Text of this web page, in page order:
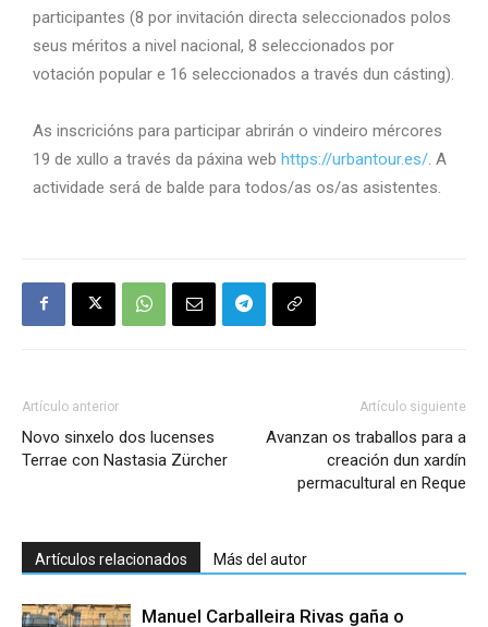
participantes (8 por invitación directa seleccionados polos
seus méritos a nivel nacional, 8 seleccionados por
votación popular e 16 seleccionados a través dun cásting).
As inscricións para participar abrirán o vindeiro mércores
19 de xullo a través da páxina web https://urbantour.es/. A
actividade será de balde para todos/as os/as asistentes.
Artículo anterior
Novo sinxelo dos lucenses
Terrae con Nastasia Zürcher
Artículo siguiente
Avanzan os traballos para a
creación dun xardín
permacultural en Reque
Artículos relacionados Más del autor
Manuel Carballeira Rivas gaña o